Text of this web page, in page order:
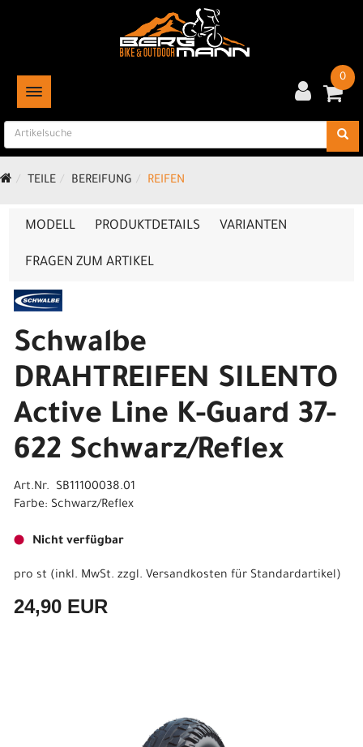
TOGGLE NAVIGATION
0
TEILE BEREIFUNG REIFEN
MODELL PRODUKTDETAILS VARIANTEN
FRAGEN ZUM ARTIKEL
Schwalbe
DRAHTREIFEN SILENTO
Active Line K-Guard 37-
622 Schwarz/Reflex
Art.Nr. SB11100038.01
Farbe: Schwarz/Reflex
Nicht verfügbar
pro st (inkl. MwSt. zzgl. Versandkosten für Standardartikel)
24,90 EUR